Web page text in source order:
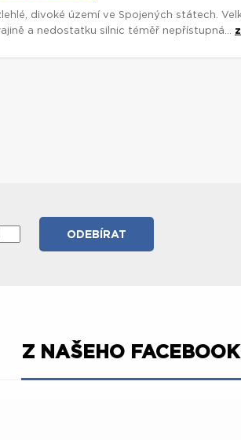
divoké území ve Spojených státech.
a nedostatku silnic téměř nepřístupná...
Z NAŠEHO